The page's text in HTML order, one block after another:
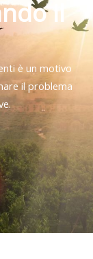
il
è un motivo
il problema